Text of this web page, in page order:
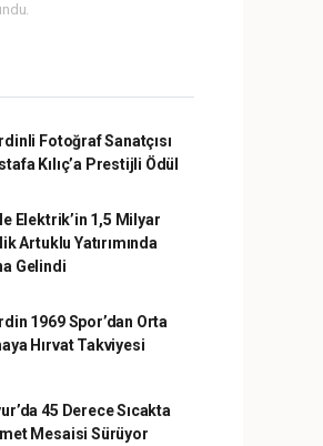
Fotoğraf Sanatçısı
Kılıç’a Prestijli Ödül
Elektrik’in 1,5 Milyar
Artuklu Yatırımında
Gelindi
1969 Spor’dan Orta
Hırvat Takviyesi
45 Derece Sıcakta
Mesaisi Sürüyor